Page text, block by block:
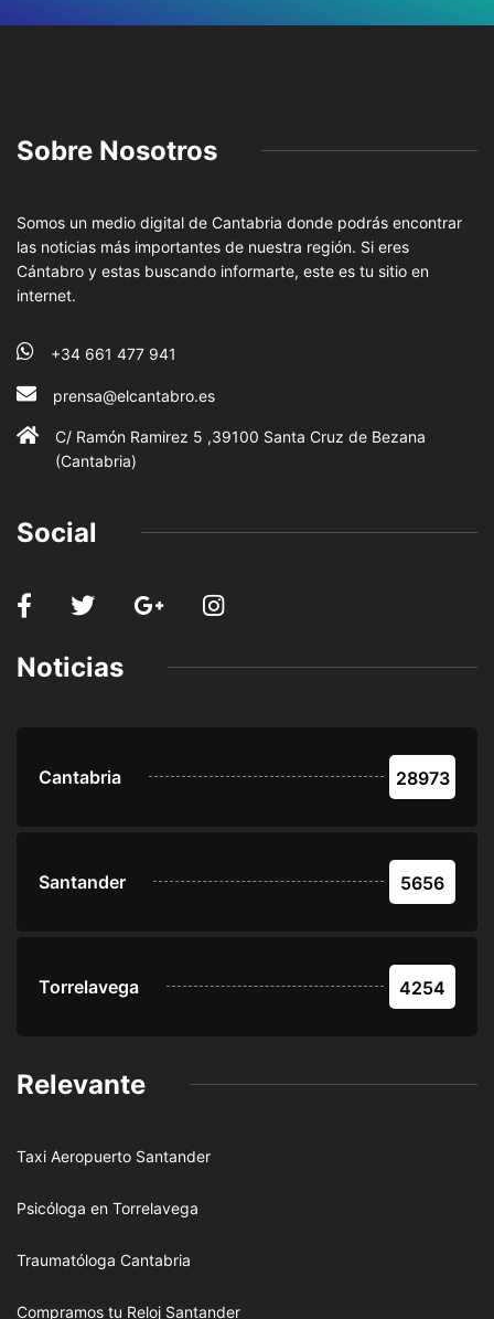
Sobre Nosotros
Somos un medio digital de Cantabria donde podrás encontrar
las noticias más importantes de nuestra región. Si eres
Cántabro y estas buscando informarte, este es tu sitio en
internet.
+34 661 477 941
prensa@elcantabro.es
C/ Ramón Ramirez 5 ,39100 Santa Cruz de Bezana
(Cantabria)
Social
Noticias
Cantabria 28973
Santander 5656
Torrelavega 4254
Relevante
Taxi Aeropuerto Santander
Psicóloga en Torrelavega
Traumatóloga Cantabria
Compramos tu Reloj Santander